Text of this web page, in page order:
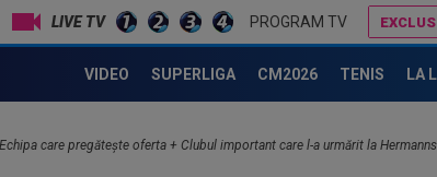
PROGRAM TV
VIDEO SUPERLIGA CM2026 TENIS LA
care pregătește oferta + Clubul important care l-a urmărit la